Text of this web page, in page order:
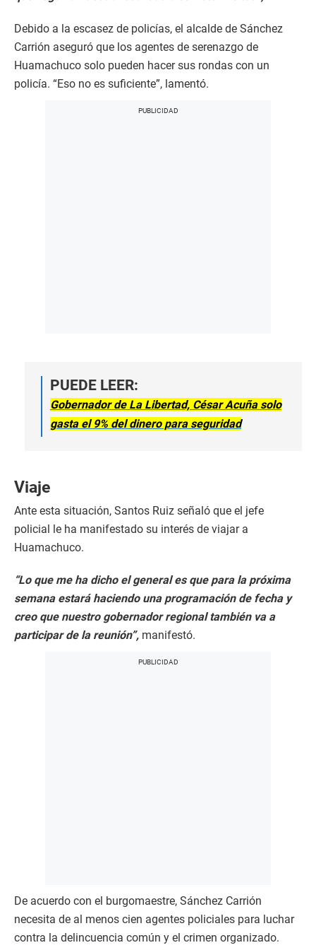
Debido a la escasez de policías, el alcalde de Sánchez
Carrión aseguró que los agentes de serenazgo de
Huamachuco solo pueden hacer sus rondas con un
policía. “Eso no es suficiente”, lamentó.
PUEDE LEER:
Gobernador de La Libertad, César Acuña solo
gasta el 9% del dinero para seguridad
Viaje
Ante esta situación, Santos Ruiz señaló que el jefe
policial le ha manifestado su interés de viajar a
Huamachuco.
“Lo que me ha dicho el general es que para la próxima
semana estará haciendo una programación de fecha y
creo que nuestro gobernador regional también va a
participar de la reunión”, manifestó.
De acuerdo con el burgomaestre, Sánchez Carrión
necesita de al menos cien agentes policiales para luchar
contra la delincuencia común y el crimen organizado.